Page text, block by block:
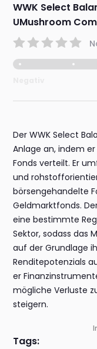
WWK Select
UMushroom
Der WWK Select
Anlage an, indem
Fonds verteilt. Er
und
börsengehandelte
Geldmarktfonds.
eine bestimmte
Sektor, sodass das
auf der Grundlage
Renditepotenzials
er
mögliche Verluste
steigern.
Tags: